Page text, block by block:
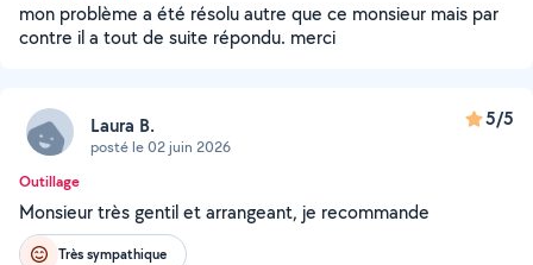
mon problème a été résolu autre que ce monsieur mais par
contre il a tout de suite répondu. merci
Laura B.
posté le 02 juin 2026
5/5
Outillage
Monsieur très gentil et arrangeant, je recommande
Très sympathique